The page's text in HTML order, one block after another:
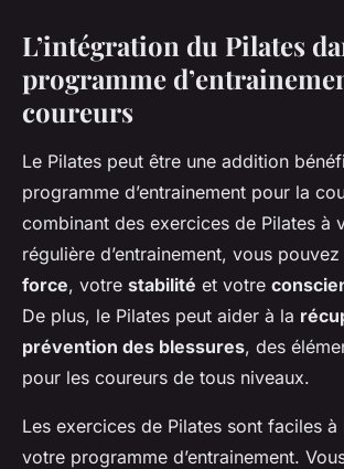
L’intégration du Pilates
programme
coureurs
Le Pilates peut être une addition
programme d’entrainement pour la
combinant des exercices de Pilates à
régulière d’entrainement, vous
force, votre stabilité et votre
De plus, le Pilates peut aider à la
prévention des blessures, des
pour les coureurs de tous niveaux.
Les exercices de Pilates sont faciles
votre programme d’entrainement.